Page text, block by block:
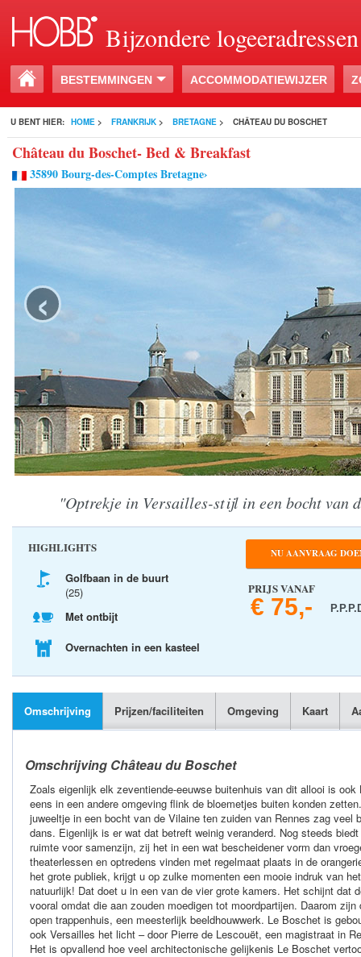
Bijzondere logeeradressen
BESTEMMINGEN ACCOMMODATIEWIJZER
U BENT HIER: HOME > FRANKRIJK > BRETAGNE > CHÂTEAU DU BOSCHET
Château du Boschet- Bed & Breakfast
35890 Bourg-des-Comptes Bretagne›
‹
"Optrekje in Versailles-stijl in een bocht van
HIGHLIGHTS
Golfbaan in de buurt
(25)
Met ontbijt
Overnachten in een kasteel
NU AANVRAAG
PRIJS VANAF
€ 75,-
Omschrijving Prijzen/faciliteiten Omgeving Kaart
Omschrijving Château du Boschet
Zoals eigenlijk elk zeventiende-eeuwse buitenhuis van dit allooi is
eens in een andere omgeving flink de bloemetjes buiten konden
juweeltje in een bocht van de Vilaine ten zuiden van Rennes zag veel
dans. Eigenlijk is er wat dat betreft weinig veranderd. Nog steeds
ruimte voor samenzijn, zij het in een wat bescheidener vorm dan
theaterlessen en optredens vinden met regelmaat plaats in de
het grote publiek, krijgt u op zulke momenten een mooie indruk van
natuurlijk! Dat doet u in een van de vier grote kamers. Het schijnt dat
vooral omdat die aan zouden moedigen tot moordpartijen. Daarom
open trappenhuis, een meesterlijk beeldhouwwerk. Le Boschet is
ook Versailles het licht – door Pierre de Lescouët, een magistraat in
Het is opvallend hoe veel architectonische gelijkenis Le Boschet